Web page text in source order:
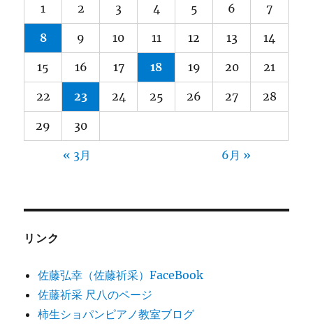
1 2 3 4 5 6 7
8 9 10 11 12 13 14
15 16 17 18 19 20 21
22 23 24 25 26 27 28
29 30
« 3月 6月 »
リンク
佐藤弘幸（佐藤祈采）FaceBook
佐藤祈采 尺八のページ
柿生ショパンピアノ教室ブログ